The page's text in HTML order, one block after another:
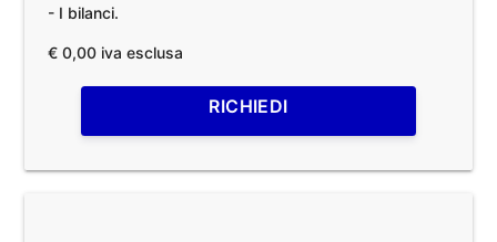
- I bilanci.
€ 0,00 iva esclusa
RICHIEDI